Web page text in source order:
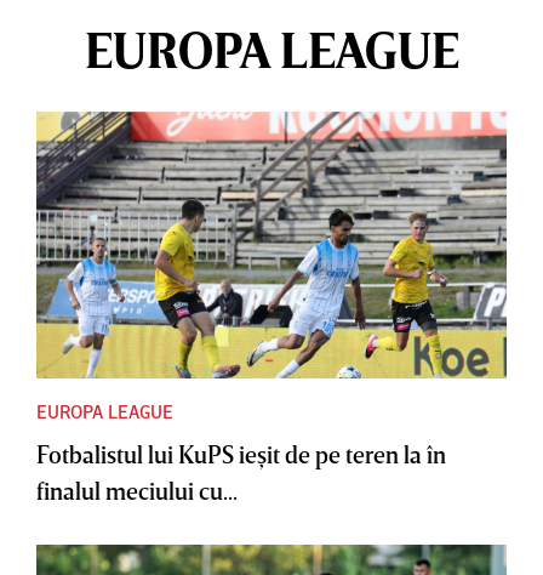
EUROPA LEAGUE
EUROPA LEAGUE
Fotbalistul lui KuPS ieşit de pe teren la în
finalul meciului cu...